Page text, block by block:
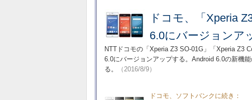
ドコモ、「Xperia
6.0にバージョンア
NTTドコモの「Xperia Z3 SO-01G」「Xperia Z3
6.0にバージョンアップする。Android 6.0の新機
る。
（2016/8/9）
ドコモ、ソフトバンクに続き：